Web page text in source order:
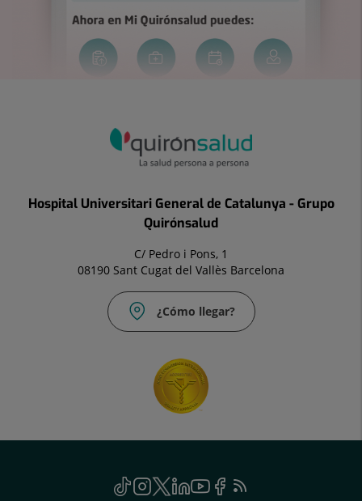
Hospital Universitari General de Catalunya - Grupo
Quirónsalud
C/ Pedro i Pons, 1
08190 Sant Cugat del Vallès Barcelona
¿Cómo llegar?
TikTok
EsteInstagram
EsteTwitter
EsteLinkedin
EsteYoutube
EsteFacebook
Este Feed
Este